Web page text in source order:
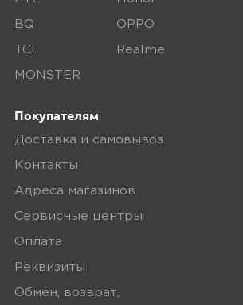
некоторые виды товаров под
BQ OPPO
TCL Realme
MONSTER
Покупателям
Доставка и самовывоз
Контакты
Адреса магазинов
Сервисные центры
Оплата
Реквизиты
Обмен, возврат,